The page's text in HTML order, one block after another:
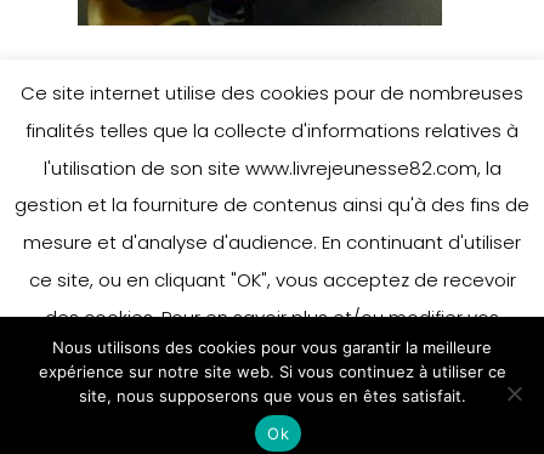
Leave a Reply
You must belogged in to post a
comment.
Ce site internet utilise des cookies pour de nombreuses
finalités telles que la collecte d'informations relatives à
l'utilisation de son site www.livrejeunesse82.com, la
gestion et la fourniture de contenus ainsi qu'à des fins de
mesure et d'analyse d'audience. En continuant d'utiliser
ce site, ou en cliquant "OK", vous acceptez de recevoir
des cookies. Pour en savoir plus et/ou modifier vos
préférences en matière de cookies, merci de vous référer
à notre politique sur les cookies.
Accepter
En savoir plus
Nous utilisons des cookies pour vous garantir la meilleure
expérience sur notre site web. Si vous continuez à utiliser ce
site, nous supposerons que vous en êtes satisfait.
Ok